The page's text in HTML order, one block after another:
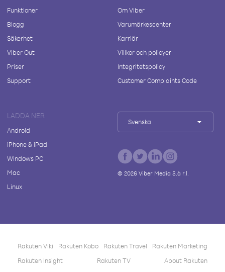
Funktioner
Blogg
Säkerhet
Viber Out
Priser
Support
Om Viber
Varumärkescenter
Karriär
Villkor och policyer
Integritetspolicy
Customer Complaints Code
LADDA NER
Android
iPhone & iPad
Windows PC
Mac
Linux
Svenska
© 2026Viber Media S.à r.l.
Rakuten Viki Rakuten Kobo Rakuten Travel
Rakuten Marketing
Rakuten Insight
Rakuten TV About Rakuten